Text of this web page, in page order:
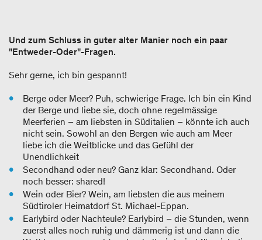
Und zum Schluss in guter alter Manier noch ein paar
"Entweder-Oder"-Fragen.
Sehr gerne, ich bin gespannt!
Berge oder Meer? Puh, schwierige Frage. Ich bin ein Kind
der Berge und liebe sie, doch ohne regelmässige
Meerferien – am liebsten in Süditalien – könnte ich auch
nicht sein. Sowohl an den Bergen wie auch am Meer
liebe ich die Weitblicke und das Gefühl der
Unendlichkeit
Secondhand oder neu? Ganz klar: Secondhand. Oder
noch besser: shared!
Wein oder Bier? Wein, am liebsten die aus meinem
Südtiroler Heimatdorf St. Michael-Eppan.
Earlybird oder Nachteule? Earlybird – die Stunden, wenn
zuerst alles noch ruhig und dämmerig ist und dann die